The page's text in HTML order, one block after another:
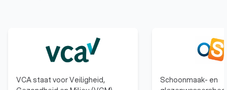
VCA staat voor Veiligheid,
Schoonmaak- en